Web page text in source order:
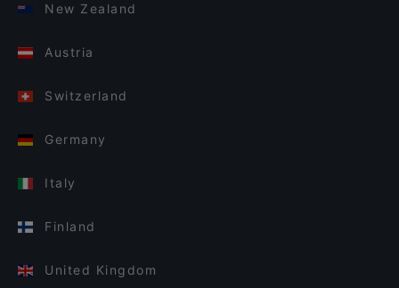
New Zealand
Austria
Switzerland
Germany
Italy
Finland
United Kingdom